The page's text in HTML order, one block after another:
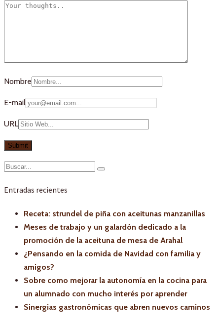
Nombre
E-mail
URL
Entradas recientes
Receta: strundel de piña con aceitunas manzanillas
Meses de trabajo y un galardón dedicado a la
promoción de la aceituna de mesa de Arahal
¿Pensando en la comida de Navidad con familia y
amigos?
Sobre como mejorar la autonomía en la cocina para
un alumnado con mucho interés por aprender
Sinergias gastronómicas que abren nuevos caminos